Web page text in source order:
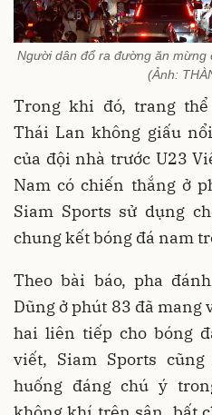
Người dân đổ ra đường ăn mừng
(Ảnh:
Trong khi đó, trang
Thái Lan không giấu
của đội nhà trước U23
Nam có chiến thắng ở
Siam Sports sử dụng
chung kết bóng đá nam
Theo bài báo, pha
Dũng ở phút 83 đã mang
hai liên tiếp cho bóng
viết, Siam Sports
huống đáng chú ý